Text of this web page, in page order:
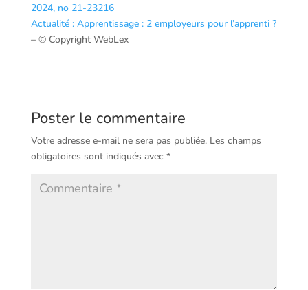
2024, no 21-23216
Actualité : Apprentissage : 2 employeurs pour l’apprenti ?
– © Copyright WebLex
Poster le commentaire
Votre adresse e-mail ne sera pas publiée. Les champs
obligatoires sont indiqués avec *